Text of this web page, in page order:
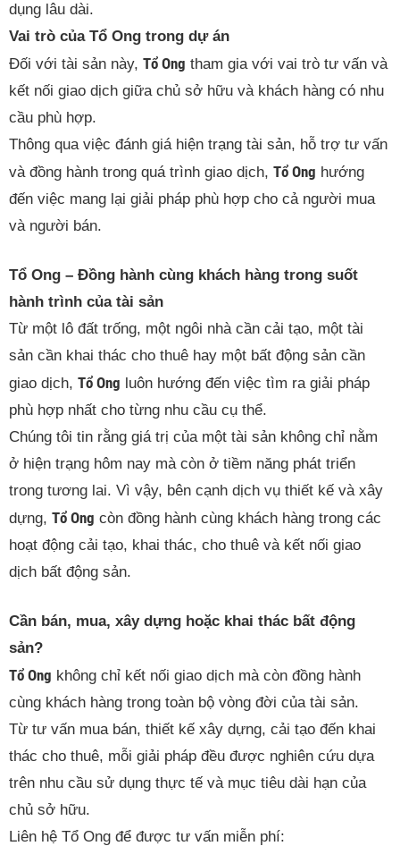
dụng lâu dài.
Vai trò của Tổ Ong trong dự án
Đối với tài sản này, Tổ Ong tham gia với vai trò tư vấn và
kết nối giao dịch giữa chủ sở hữu và khách hàng có nhu
cầu phù hợp.
Thông qua việc đánh giá hiện trạng tài sản, hỗ trợ tư vấn
và đồng hành trong quá trình giao dịch, Tổ Ong hướng
đến việc mang lại giải pháp phù hợp cho cả người mua
và người bán.
Tổ Ong – Đồng hành cùng khách hàng trong suốt
hành trình của tài sản
Từ một lô đất trống, một ngôi nhà cần cải tạo, một tài
sản cần khai thác cho thuê hay một bất động sản cần
giao dịch, Tổ Ong luôn hướng đến việc tìm ra giải pháp
phù hợp nhất cho từng nhu cầu cụ thể.
Chúng tôi tin rằng giá trị của một tài sản không chỉ nằm
ở hiện trạng hôm nay mà còn ở tiềm năng phát triển
trong tương lai. Vì vậy, bên cạnh dịch vụ thiết kế và xây
dựng, Tổ Ong còn đồng hành cùng khách hàng trong các
hoạt động cải tạo, khai thác, cho thuê và kết nối giao
dịch bất động sản.
Cần bán, mua, xây dựng hoặc khai thác bất động
sản?
Tổ Ong không chỉ kết nối giao dịch mà còn đồng hành
cùng khách hàng trong toàn bộ vòng đời của tài sản.
Từ tư vấn mua bán, thiết kế xây dựng, cải tạo đến khai
thác cho thuê, mỗi giải pháp đều được nghiên cứu dựa
trên nhu cầu sử dụng thực tế và mục tiêu dài hạn của
chủ sở hữu.
Liên hệ Tổ Ong để được tư vấn miễn phí: